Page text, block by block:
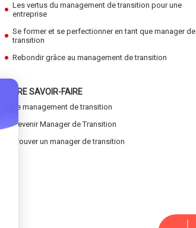
Les vertus du management de transition pour une
entreprise
Se former et se perfectionner en tant que manager de
transition
Rebondir grâce au management de transition
NOTRE SAVOIR-FAIRE
Le management de transition
Devenir Manager de Transition
Trouver un manager de transition